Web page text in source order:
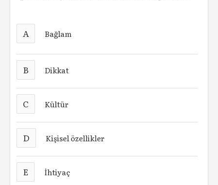
A Bağlam
B Dikkat
C Kültür
D Kişisel özellikler
E İhtiyaç